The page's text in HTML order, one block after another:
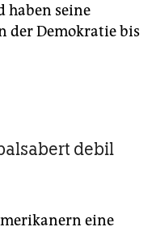
haben seine
der Demokratie bis
debil
eine